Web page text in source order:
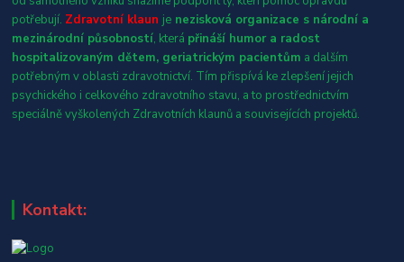
potřebují. Zdravotní klaun je nezisková organizace s národní a
mezinárodní působností, která přináší humor a radost
hospitalizovaným dětem, geriatrickým pacientům a dalším
potřebným v oblasti zdravotnictví. Tím přispívá ke zlepšení jejich
psychického i celkového zdravotního stavu, a to prostřednictvím
speciálně vyškolených Zdravotních klaunů a souvisejících projektů.
Kontakt: